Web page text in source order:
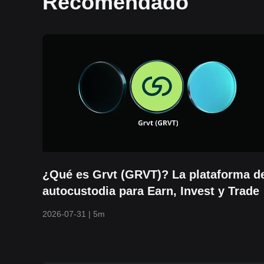
¿Qué es Grvt (GRVT)? La plataforma
autocustodia para Earn, Invest y Trade
2026-07-31 | 5m